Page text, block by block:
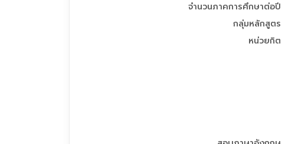
จำนวนภาคการศึกษาต่อปี
กลุ่มหลักสูตร
หน่วยกิต